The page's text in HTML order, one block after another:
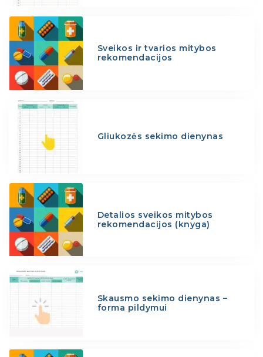
Sveikos ir tvarios mitybos
rekomendacijos
Gliukozės sekimo dienynas
Detalios sveikos mitybos
rekomendacijos (knyga)
Skausmo sekimo dienynas –
forma pildymui